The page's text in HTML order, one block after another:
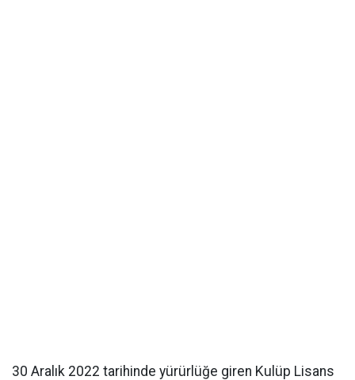
30 Aralık 2022 tarihinde yürürlüğe giren Kulüp Lisans